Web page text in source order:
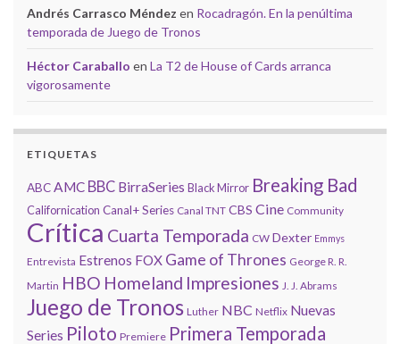
Andrés Carrasco Méndez en Rocadragón. En la penúltima
temporada de Juego de Tronos
Héctor Caraballo en La T2 de House of Cards arranca
vigorosamente
ETIQUETAS
ABCAMC BBC BirraSeries Black Mirror Breaking Bad
Californication Canal+ Series Canal TNT CBS Cine Community
Crítica Cuarta Temporada CW Dexter Emmys
Entrevista Estrenos FOX Game of Thrones George R. R.
Martin HBO Homeland Impresiones J. J. Abrams
Juego de Tronos Luther NBC Netflix Nuevas
Series Piloto Premiere Primera Temporada